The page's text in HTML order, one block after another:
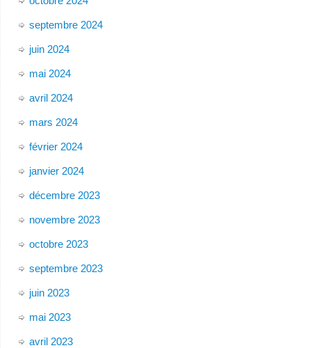
septembre 2024
juin 2024
mai 2024
avril 2024
mars 2024
février 2024
janvier 2024
décembre 2023
novembre 2023
octobre 2023
septembre 2023
juin 2023
mai 2023
avril 2023